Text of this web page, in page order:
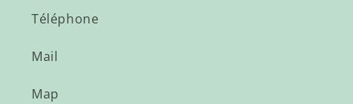
Téléphone
Mail
Map